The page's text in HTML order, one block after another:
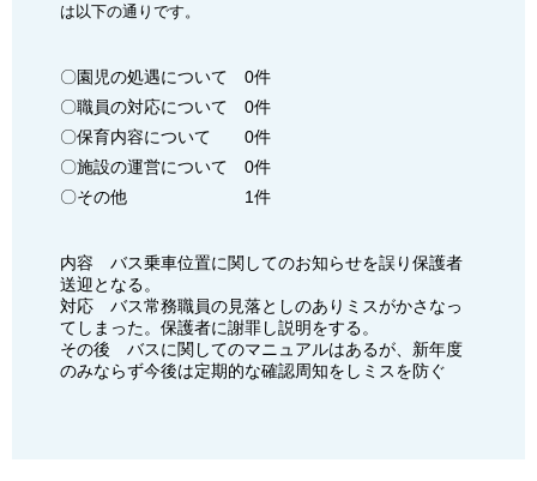
は以下の通りです。
〇園児の処遇について 0件
〇職員の対応について 0件
〇保育内容について 0件
〇施設の運営について 0件
〇その他 1件
内容 バス乗車位置に関してのお知らせを誤り保護者
送迎となる。
対応 バス常務職員の見落としのありミスがかさなっ
てしまった。保護者に謝罪し説明をする。
その後 バスに関してのマニュアルはあるが、新年度
のみならず今後は定期的な確認周知をしミスを防ぐ